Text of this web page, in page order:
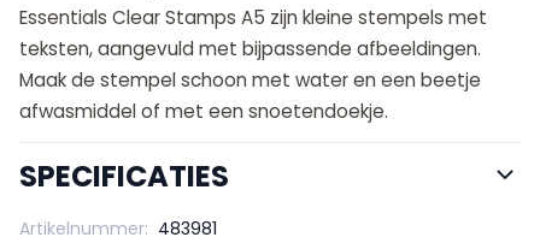
Essentials Clear Stamps A5 zijn kleine stempels met
teksten, aangevuld met bijpassende afbeeldingen.
Maak de stempel schoon met water en een beetje
afwasmiddel of met een snoetendoekje.
SPECIFICATIES
Artikelnummer: 483981